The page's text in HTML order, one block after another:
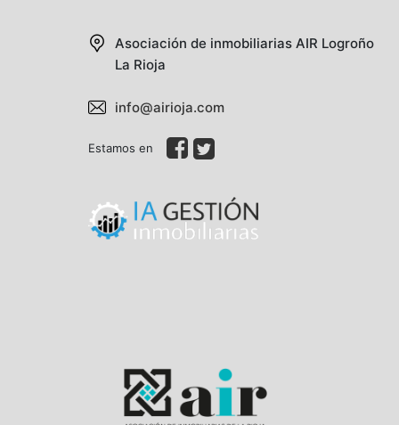
Asociación de inmobiliarias AIR Logroño
La Rioja
info@airioja.com
Estamos en